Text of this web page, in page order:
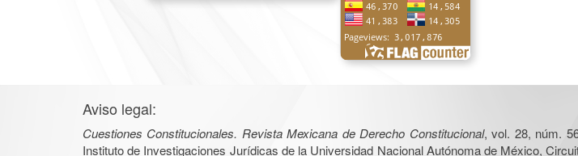
Aviso legal:
Cuestiones Constitucionales. Revista Mexicana de Derecho Constitucional, vol. 28, núm.
Instituto de Investigaciones Jurídicas de la Universidad Nacional Autónoma de México,